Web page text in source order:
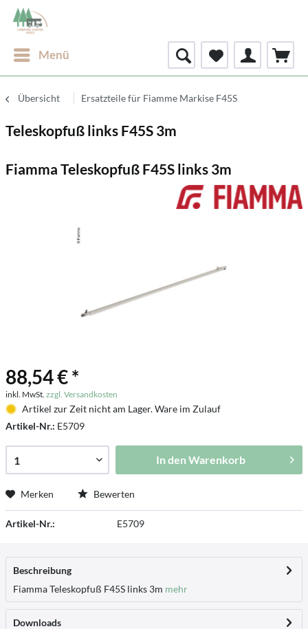
Menü
Übersicht Ersatzteile für Fiamme Markise F45S
Teleskopfuß links F45S 3m
Fiamma Teleskopfuß F45S links 3m
88,54 € *
inkl. MwSt. zzgl. Versandkosten
Artikel zur Zeit nicht am Lager. Ware im Zulauf
Artikel-Nr.: E5709
In den Warenkorb
Merken Bewerten
Artikel-Nr.: E5709
Beschreibung
Fiamma Teleskopfuß F45S links 3m mehr
Downloads